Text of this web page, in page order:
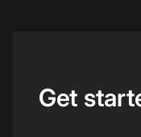
Get